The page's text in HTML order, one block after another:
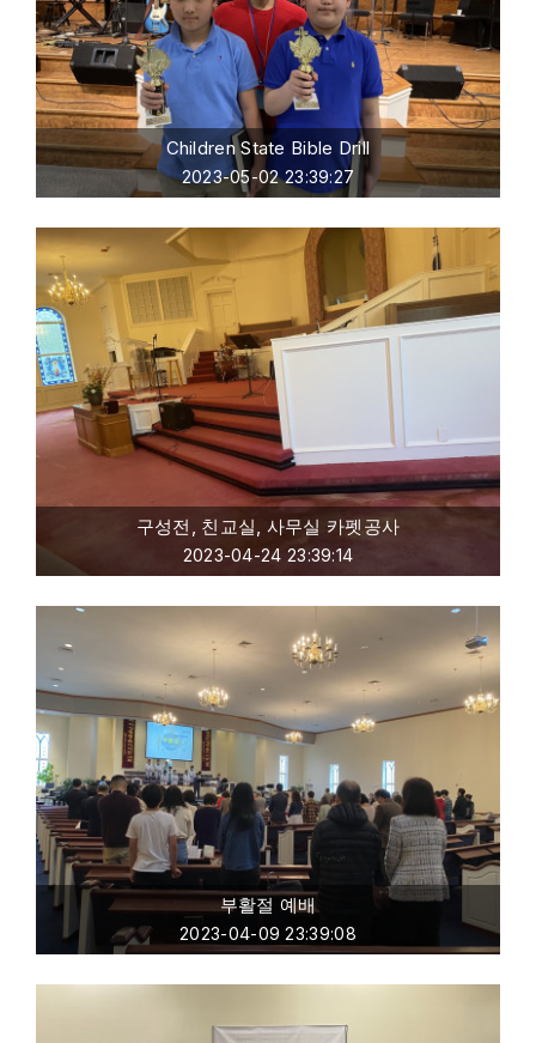
Children State Bible Drill
2023-05-02 23:39:27
구성전, 친교실, 사무실 카펫공사
2023-04-24 23:39:14
부활절 예배
2023-04-09 23:39:08